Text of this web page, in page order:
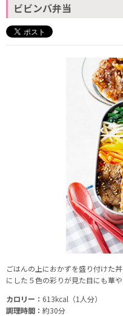
ビビンバ弁当
ごはんの上におかずを盛り付けた
にした５色の彩りが見た目にも華や
カロリー： 613kcal（1人分）
調理時間： 約30分